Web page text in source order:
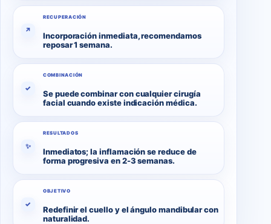
↗
RECUPERACIÓN
Incorporación inmediata, recomendamos
reposar 1 semana.
✓
COMBINACIÓN
Se puede combinar con cualquier cirugía
facial cuando existe indicación médica.
✨
RESULTADOS
Inmediatos; la inflamación se reduce de
forma progresiva en 2-3 semanas.
✓
OBJETIVO
Redefinir el cuello y el ángulo mandibular con
naturalidad.